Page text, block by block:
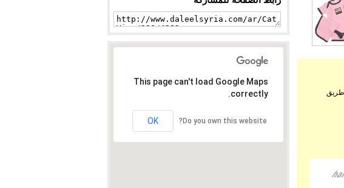
This page can't load Google Maps
correctly.
Do you own this website?
OK
طريق